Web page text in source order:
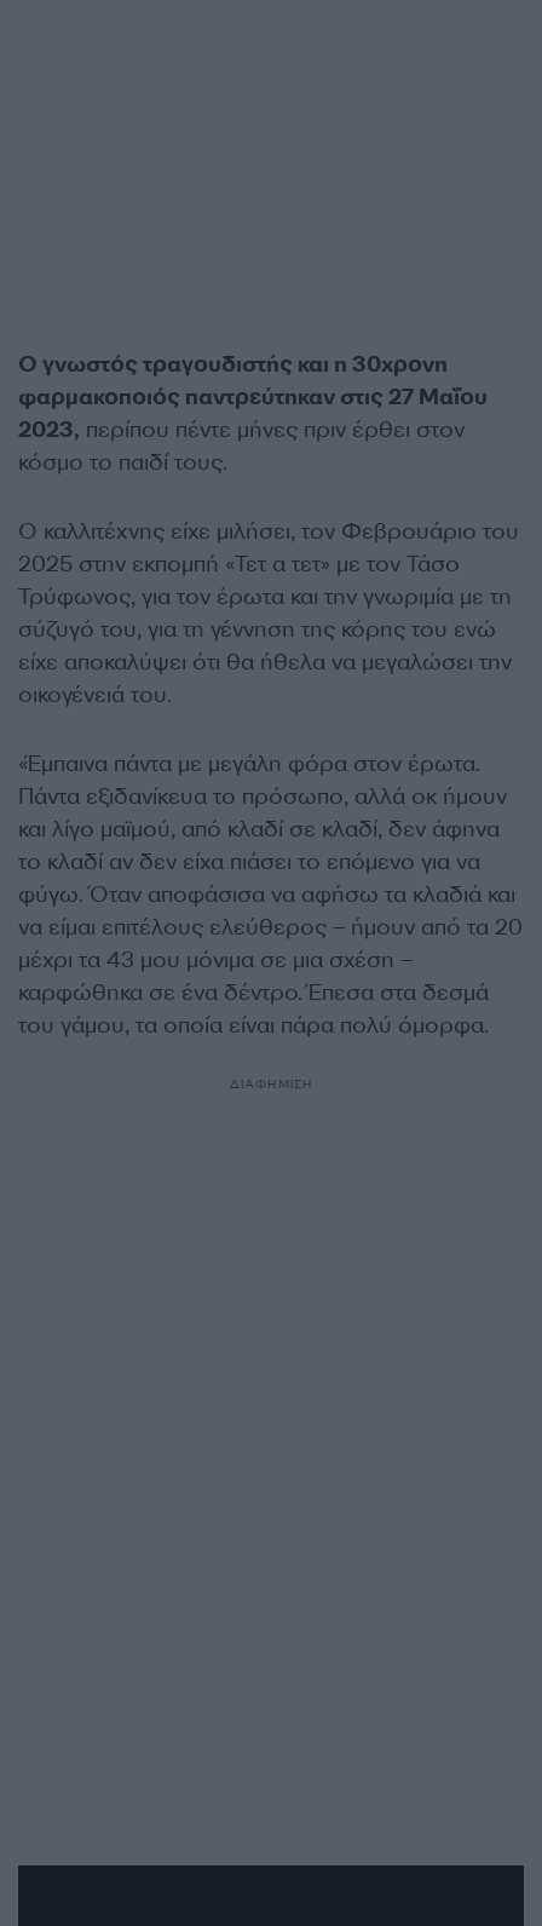
Ο γνωστός τραγουδιστής και η 30χρονη
φαρμακοποιός παντρεύτηκαν στις 27 Μαΐου
2023, περίπου πέντε μήνες πριν έρθει στον
κόσμο το παιδί τους.
Ο καλλιτέχνης είχε μιλήσει, τον Φεβρουάριο του
2025 στην εκπομπή «Τετ α τετ» με τον Τάσο
Τρύφωνος, για τον έρωτα και την γνωριμία με τη
σύζυγό του, για τη γέννηση της κόρης του ενώ
είχε αποκαλύψει ότι θα ήθελα να μεγαλώσει την
οικογένειά του.
«Έμπαινα πάντα με μεγάλη φόρα στον έρωτα.
Πάντα εξιδανίκευα το πρόσωπο, αλλά οκ ήμουν
και λίγο μαϊμού, από κλαδί σε κλαδί, δεν άφηνα
το κλαδί αν δεν είχα πιάσει το επόμενο για να
φύγω. Όταν αποφάσισα να αφήσω τα κλαδιά και
να είμαι επιτέλους ελεύθερος – ήμουν από τα 20
μέχρι τα 43 μου μόνιμα σε μια σχέση –
καρφώθηκα σε ένα δέντρο. Έπεσα στα δεσμά
του γάμου, τα οποία είναι πάρα πολύ όμορφα.
ΔΙΑΦΗΜΙΣΗ